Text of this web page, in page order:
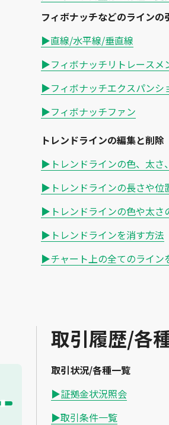
フィボナッチなどのラインの
▶直線/水平線/垂直線
▶フィボナッチリトレースメ
▶フィボナッチエクスパンシ
▶フィボナッチファン
トレンドラインの編集と削除
▶トレンドラインの色、太さ
▶トレンドラインの長さや位
▶トレンドラインの色や太さ
▶トレンドラインを消す方法
▶チャート上の全てのライン
取引履歴/各
取引状況/各種一覧
▶証拠金状況照会
▶取引条件一覧